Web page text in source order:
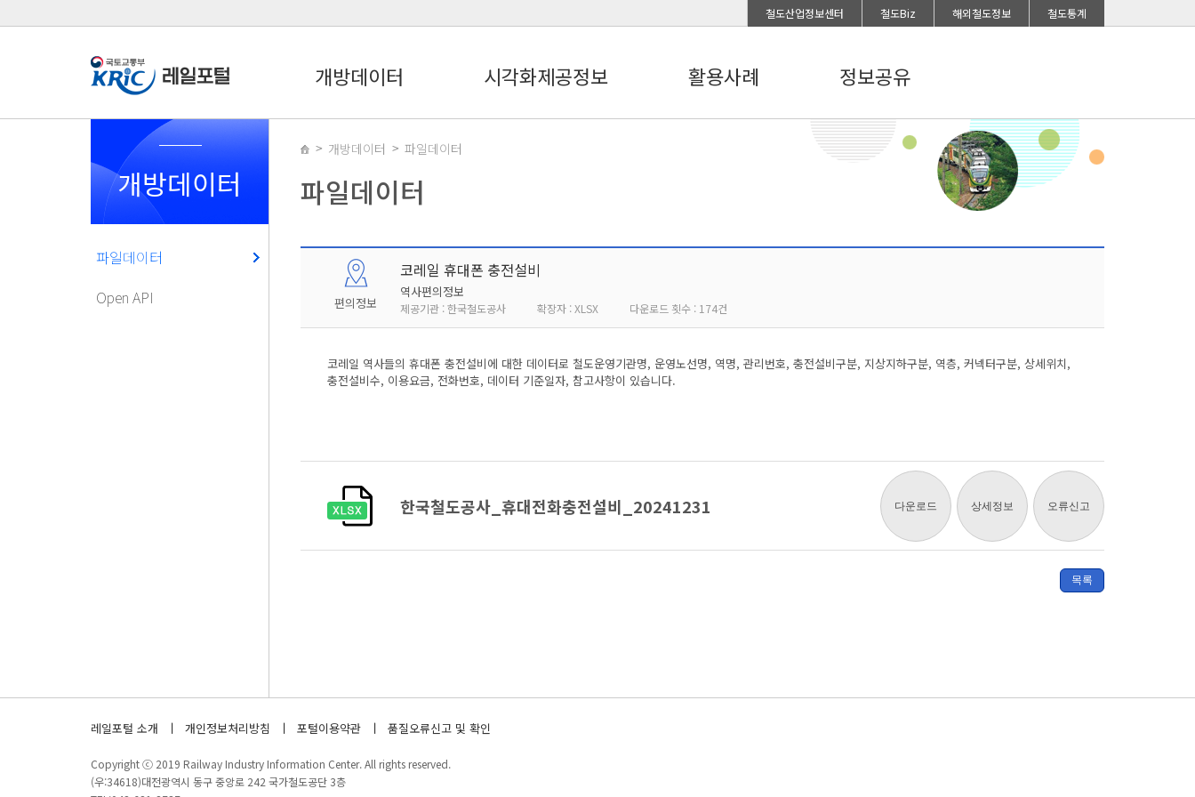
철도산업정보센터 철도Biz 해외철도정보 철도통계
개방데이터 시각화제공정보 활용사례 정보공유
개방데이터
파일데이터
Open API
개방데이터 파일데이터
파일데이터
편의정보
코레일 휴대폰 충전설비
역사편의정보
제공기관 : 한국철도공사 확장자 : XLSX 다운로드 횟수 : 174건
코레일 역사들의 휴대폰 충전설비에 대한 데이터로 철도운영기관명, 운영노선명, 역명, 관리번호, 충전설비구분, 지상지하구분, 역층, 커넥터구분, 상세위치,
충전설비수, 이용요금, 전화번호, 데이터 기준일자, 참고사항이 있습니다.
한국철도공사_휴대전화충전설비_20241231 다운로드 상세정보 오류신고
목록
레일포털 소개 개인정보처리방침 포털이용약관 품질오류신고 및 확인
Copyright ⓒ 2019 Railway Industry Information Center. All rights reserved.
(우:34618)대전광역시 동구 중앙로 242 국가철도공단 3층